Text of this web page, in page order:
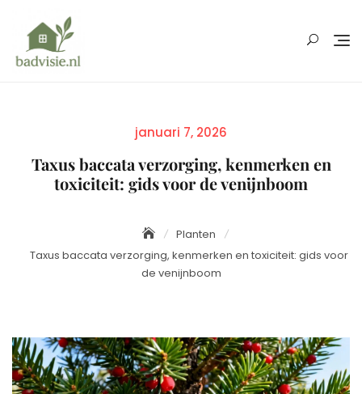
content
Posted
januari 7, 2026
Taxus baccata verzorging, kenmerken en
toxiciteit: gids voor de venijnboom
Planten
Taxus baccata verzorging, kenmerken en toxiciteit: gids voor
de venijnboom